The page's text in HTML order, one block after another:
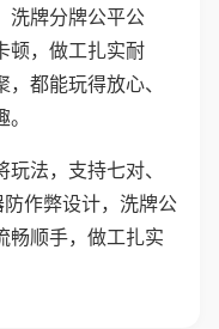
洗牌分牌公平公
顿，做工扎实耐
都能玩得放心、
法，支持七对、
作弊设计，洗牌公
畅顺手，做工扎实